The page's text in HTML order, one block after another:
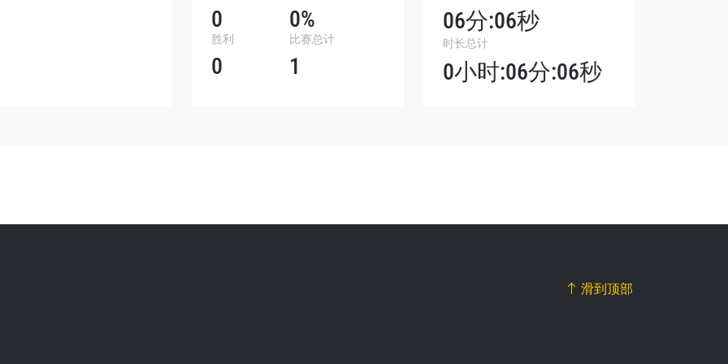
0 0%
胜利
0
比赛总计
1
06分:06秒
时长总计
0小时:06分:06秒
滑到顶部
格签署弹出免责声明，即表示您同意我们的隐私政策，我们将收